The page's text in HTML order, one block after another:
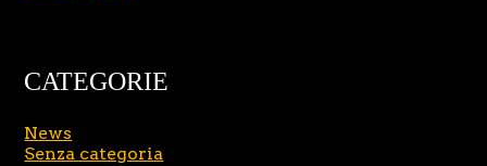
CATEGORIE
News
Senza categoria